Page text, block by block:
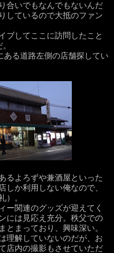
合いでもなんでもないんだ
しているので大抵のファン
ブしてここに訪問したこと
ある道路左側の店舗探してい
るよろずや兼酒屋といった
しか利用しない俺なので、
）。
ー関連のグッズが迎えてく
には見応え充分。秩父での
とまっており、興味深い。
理解していないのだが、お
店内の撮影もさせていただ